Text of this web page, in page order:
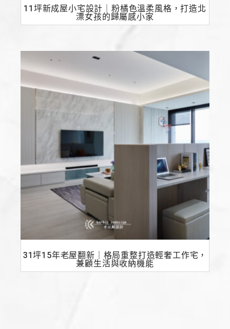
11坪新成屋小宅設計｜粉橘色溫柔風格，打造北
漂女孩的歸屬感小家
31坪15年老屋翻新｜格局重整打造輕奢工作宅，
兼顧生活與收納機能